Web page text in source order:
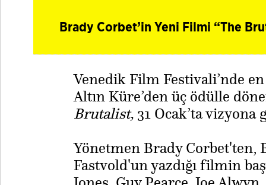
Brady Corbet’in Yeni Filmi “The
Venedik Film Festivali’nde
Altın Küre’den üç ödülle
Brutalist, 31 Ocak’ta vizyona
Yönetmen Brady Corbet'ten,
Fastvold'un yazdığı filmin